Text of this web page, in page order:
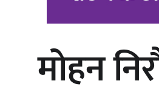
‘दुर्गा’
मोहन